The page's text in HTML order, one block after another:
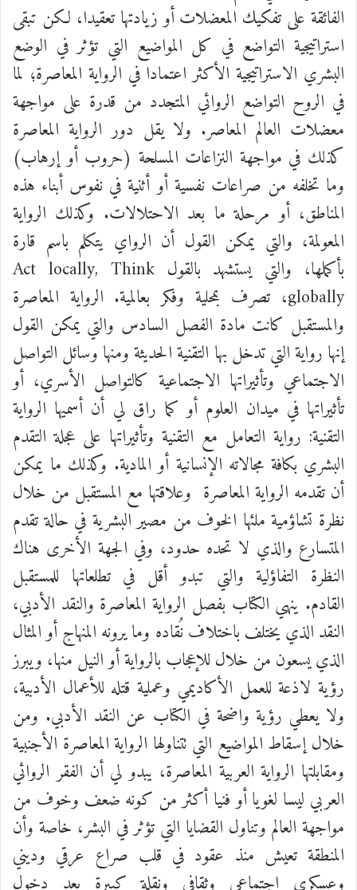
الفائقة على تفكيك المعضلات أو زيادتها تعقيدا، لكن تبقى
استراتيجية التواضع في كل المواضيع التي تؤثر في الوضع
البشري الاستراتيجية الأكثر اعتمادا في الرواية المعاصرة؛ لما
في الروح التواضع الروائي المتجدد من قدرة على مواجهة
معضلات العالم المعاصر. ولا يقل دور الرواية المعاصرة
كذلك في مواجهة النزاعات المسلحة (حروب أو إرهاب)
وما تخلفه من صراعات نفسية أو أثنية في نفوس أبناء هذه
المناطق، أو مرحلة ما بعد الاحتلالات. وكذلك الرواية
المعولمة، والتي يمكن القول أن الرواي يتكلم باسم قارة
بأكملها، والتي يستشهد بالقول Act locally, Think
globally، تصرف بمحلية وفكر بعالمية.
الرواية المعاصرة
والمستقبل كانت مادة الفصل السادس والتي يمكن القول
إنها رواية التي تدخل بها التقنية الحديثة ومنها وسائل التواصل
الاجتماعي وتأثيراتها الاجتماعية كالتواصل الأسري، أو
تأثيراتها في ميدان العلوم أو كما راق لي أن أسميها الرواية
التقنية: رواية التعامل مع التقنية وتأثيراتها على عجلة التقدم
البشري بكافة مجالاته الإنسانية أو المادية. وكذلك ما يمكن
أن تقدمه الرواية المعاصرة وعلاقتها مع المستقبل من خلال
نظرة تشاؤمية ملئها الخوف من مصير البشرية في حالة تقدم
المتسارع والذي لا تحده حدود، وفي الجهة الأخرى هناك
النظرة التفاؤلية والتي تبدو أقل في تطلعاتها للمستقبل
القادم. ينهي الكتاب بفصل الرواية المعاصرة والنقد الأدبي،
النقد الذي يختلف باختلاف نُقاده وما يرونه المنهاج أو المثال
الذي يسعون من خلال للإعجاب بالرواية أو النيل منها، ويبرز
رؤية لاذعة للعمل الأكاديمي وعملية قتله للأعمال الأدبية،
ولا يعطي رؤية واضحة في الكتاب عن النقد الأدبي. ومن
خلال إسقاط المواضيع التي تتناولها الرواية المعاصرة الأجنبية
ومقابلتها الرواية العربية المعاصرة، يبدو لي أن الفقر الروائي
العربي ليسا لغويا أو فنيا أكثر من كونه ضعف وخوف من
مواجهة العالم وتناول القضايا التي تؤثر في البشر، خاصة وأن
المنطقة تعيش منذ عقود في قلب صراع عرقي وديني